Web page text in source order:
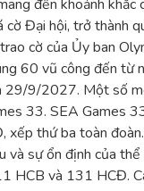
đến khoảnh
Đại hội, trở thành
cờ của Ủy ban
60 vũ công đến từ
9/2027. Một số
33. SEA Games
thứ ba toàn
và sự ổn định của
HCB và 131 HCĐ.